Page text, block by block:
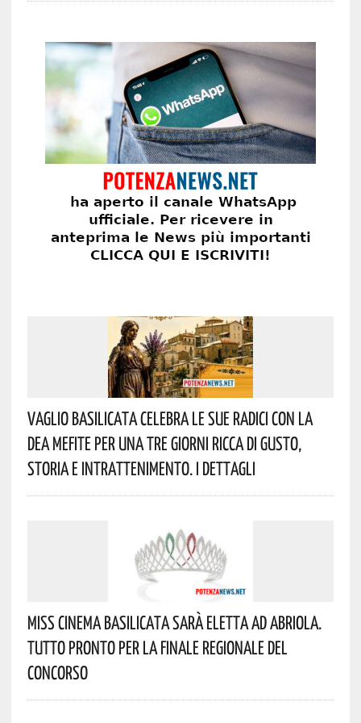
Vaglio Basilicata Celebra Le Sue Radici Con La
Dea Mefite Per Una Tre Giorni Ricca Di Gusto,
Storia E Intrattenimento. I Dettagli
Miss Cinema Basilicata Sarà Eletta Ad Abriola.
Tutto Pronto Per La Finale Regionale Del
Concorso